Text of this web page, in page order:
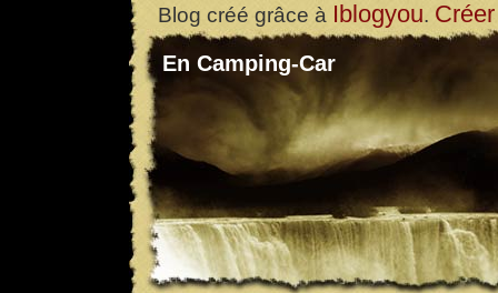
Blog créé grâce à Iblogyou.
En Camping-Car